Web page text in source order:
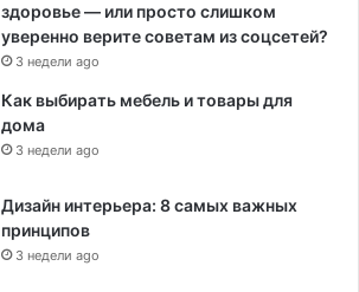
здоровье — или просто слишком
уверенно верите советам из соцсетей?
3 недели ago
Как выбирать мебель и товары для
дома
3 недели ago
Дизайн интерьера: 8 самых важных
принципов
3 недели ago